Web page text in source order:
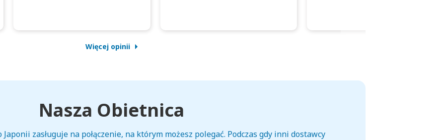
Więcej opinii
Nasza Obietnica
zasługuje na połączenie, na którym możesz polegać. Podczas gdy inni dostawcy